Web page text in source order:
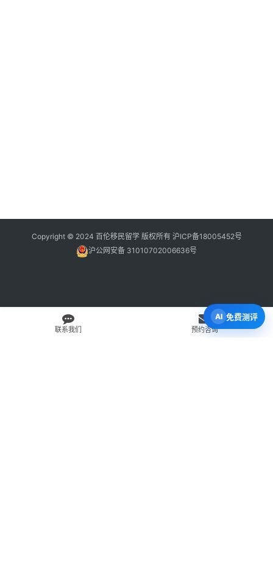
Copyright © 2024 百伦移民留学 版权所有 沪ICP备18005452号
沪公网安备 31010702006636号
联系我们 预约咨询
免费测评